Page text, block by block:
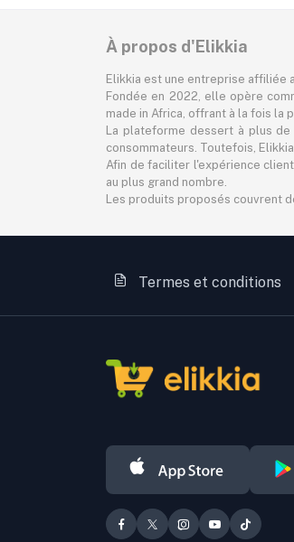
À propos d'Elikkia
Elikkia est une entreprise affiliée
Fondée en 2022, elle opère
made in Africa, offrant à la fois la
La plateforme dessert à plus
consommateurs. Toutefois,
Afin de faciliter l'expérience
au plus grand nombre.
Les produits proposés couvrent
Termes et conditions